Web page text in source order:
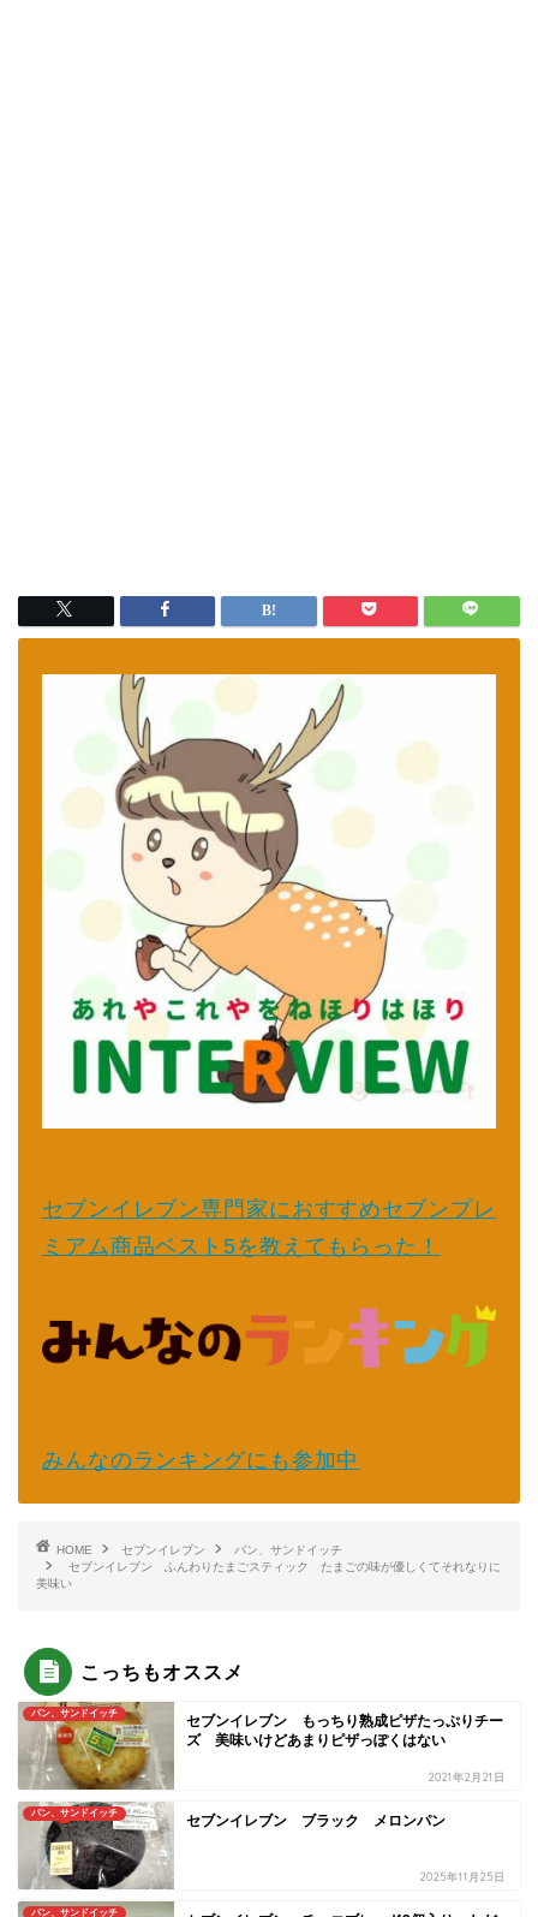
セブンイレブン専門家におすすめセブンプレ
ミアム商品ベスト5を教えてもらった！
みんなのランキングにも参加中
HOME セブンイレブン
パン、サンドイッチ
セブンイレブン ふんわりたまごスティック たまごの味が優しくてそれなりに
美味い
こっちもオススメ
パン、サンドイッチ
セブンイレブン もっちり熟成ピザたっぷりチー
ズ 美味いけどあまりピザっぽくはない
2021年2月21日
パン、サンドイッチ セブンイレブン ブラック メロンパン
2025年11月25日
パン、サンドイッチ